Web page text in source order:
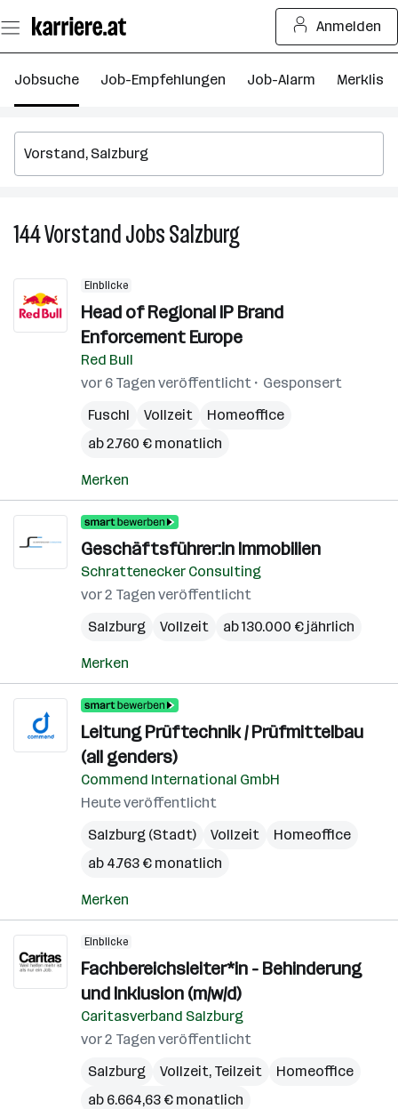
Seiteninhalt
springen
Anmelden
Jobsuche Job-Empfehlungen Job-Alarm Merkliste
144VorstandJobsSalzburg144
Vorstand
Salzburg
Einblicke
Head of Regional IP Brand
Enforcement Europe
Red Bull
vor 6 Tagen veröffentlicht
Gesponsert
Fuschl
Vollzeit
Homeoffice
ab 2.760 € monatlich
Merken
Geschäftsführer:in Immobilien
Schrattenecker Consulting
vor 2 Tagen veröffentlicht
Salzburg
Vollzeit ab 130.000 € jährlich
Merken
Leitung Prüftechnik / Prüfmittelbau
(all genders)
Commend International GmbH
Heute veröffentlicht
Salzburg (Stadt)
Vollzeit
Homeoffice
ab 4.763 € monatlich
Merken
Einblicke
Fachbereichsleiter*in - Behinderung
und Inklusion (m/w/d)
Caritasverband Salzburg
vor 2 Tagen veröffentlicht
Salzburg
Vollzeit, Teilzeit
Homeoffice
ab 6.664,63 € monatlich